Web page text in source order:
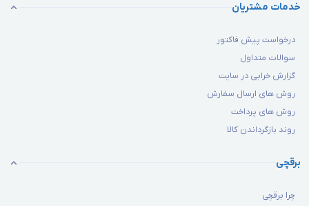
خدمات مشتریان
درخواست پیش فاکتور
سوالات متداول
گزارش خرابی در سایت
روش های ارسال سفارش
روش های پرداخت
روند بازگرداندن کالا
برقچی
چرا برقچی